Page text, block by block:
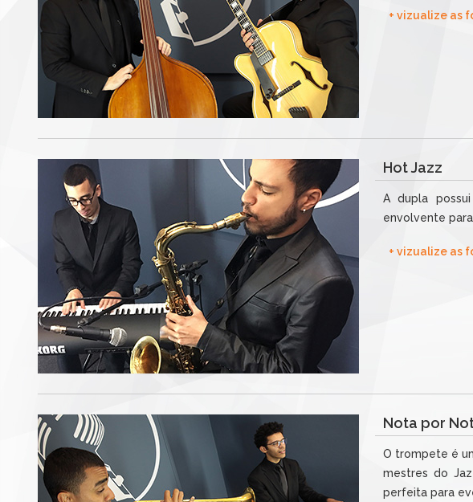
+ vizualize as
Hot Jazz
A dupla
envolvente
+ vizualize as
Nota por
O trompete é
mestres do
perfeita para